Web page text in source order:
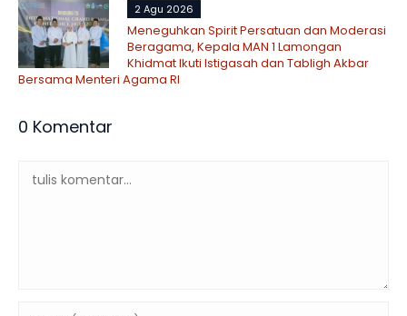
2 Agu 2026
Meneguhkan Spirit Persatuan dan Moderasi
Beragama, Kepala MAN 1 Lamongan
Khidmat Ikuti Istigasah dan Tabligh Akbar
Bersama Menteri Agama RI
0 Komentar